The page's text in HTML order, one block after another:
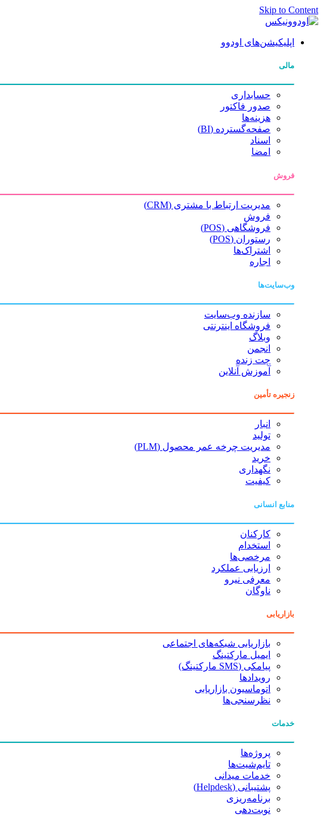
Skip to Content
اپلیکیشن‌های اودوو
مالی
حسابداری
صدور فاکتور
هزینه‌ها
صفحه‌گسترده (BI)
اسناد
امضا
فروش
مدیریت ارتباط با مشتری (CRM)
فروش
فروشگاهی (POS)
رستوران (POS)
اشتراک‌ها
اجاره
وب‌سایت‌ها
سازنده وب‌سایت
فروشگاه اینترنتی
وبلاگ
انجمن
چت زنده
آموزش آنلاین
زنجیره تأمین
انبار
تولید
مدیریت چرخه عمر محصول (PLM)
خرید
نگهداری
کیفیت
منابع انسانی
کارکنان
استخدام
مرخصی‌ها
ارزیابی عملکرد
معرفی نیرو
ناوگان
بازاریابی
بازاریابی شبکه‌های اجتماعی
ایمیل مارکتینگ
پیامکی (SMS مارکتینگ)
رویدادها
اتوماسیون بازاریابی
نظرسنجی‌ها
خدمات
پروژه‌ها
تایم‌شیت‌ها
خدمات میدانی
پشتیبانی (Helpdesk)
برنامه‌ریزی
نوبت‌دهی